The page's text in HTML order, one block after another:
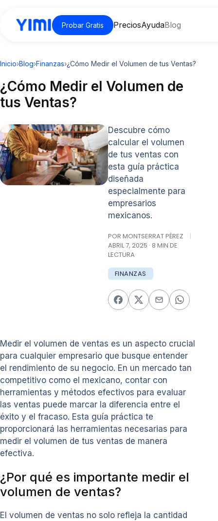
Probar Gratis PreciosAyudaBlog
Inicio›Blog›Finanzas›¿Cómo Medir el Volumen de tus Ventas?
¿Cómo Medir el Volumen de
tus Ventas?
Descubre cómo
calcular el volumen
de tus ventas con
esta guía práctica
diseñada
especialmente para
empresarios
mexicanos.
POR MONTSERRAT PÉREZ
|
ABRIL 7, 2025 · 8 MIN DE
LECTURA
FINANZAS
Medir el volumen de ventas es un aspecto crucial
para cualquier empresario que busque entender
el rendimiento de su negocio. En un mercado tan
competitivo como el mexicano, contar con
herramientas y métodos efectivos para evaluar
las ventas puede marcar la diferencia entre el
éxito y el fracaso. Esta guía práctica te
proporcionará las herramientas necesarias para
medir el volumen de tus ventas de manera
efectiva.
¿Por qué es importante medir el
volumen de ventas?
El volumen de ventas no solo refleja la cantidad